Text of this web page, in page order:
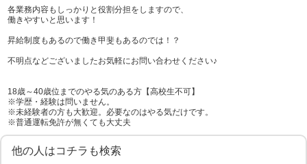
各業務内容もしっかりと役割分担をしますので、
働きやすいと思います！
昇給制度もあるので働き甲斐もあるのでは！？
不明点などございましたお気軽にお問い合わせください♪
18歳～40歳位までのやる気のある方【高校生不可】
※学歴・経験は問いません。
※未経験者の方も大歓迎。必要なのはやる気だけです。
※普通運転免許が無くても大丈夫
他の人はコチラも検索